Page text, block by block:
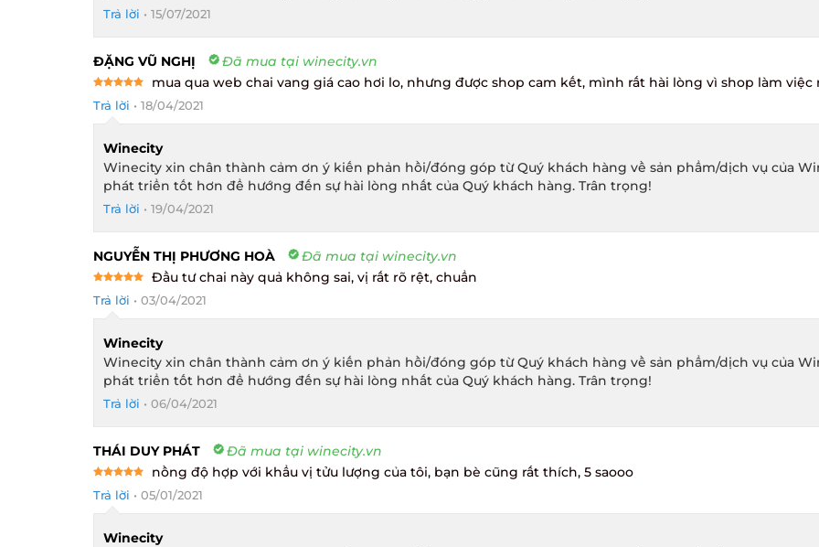
Trả lời • 15/07/2021
ĐẶNG VŨ NGHỊ Đã mua tại winecity.vn
out of 5
mua qua web chai vang giá cao hơi lo, nhưng được shop cam kết, mình rất hài lòng vì shop làm việc
Trả lời • 18/04/2021
Winecity
Winecity xin chân thành cảm ơn ý kiến phản hồi/đóng góp từ Quý khách hàng về sản phẩm/dịch vụ của
phát triển tốt hơn để hướng đến sự hài lòng nhất của Quý khách hàng. Trân trọng!
Trả lời • 19/04/2021
NGUYỄN THỊ PHƯƠNG HOÀ Đã mua tại winecity.vn
out of 5
Đầu tư chai này quả không sai, vị rất rõ rệt, chuẩn
Trả lời • 03/04/2021
Winecity
Winecity xin chân thành cảm ơn ý kiến phản hồi/đóng góp từ Quý khách hàng về sản phẩm/dịch vụ của
phát triển tốt hơn để hướng đến sự hài lòng nhất của Quý khách hàng. Trân trọng!
Trả lời • 06/04/2021
THÁI DUY PHÁT Đã mua tại winecity.vn
out of 5
nồng độ hợp với khẩu vị tửu lượng của tôi, bạn bè cũng rất thích, 5 saooo
Trả lời • 05/01/2021
Winecity